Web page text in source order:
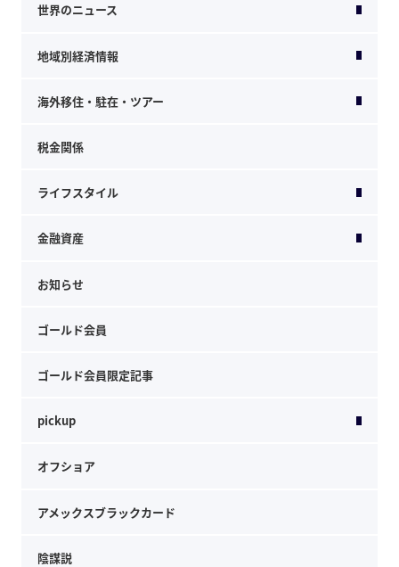
世界のニュース
地域別経済情報
海外移住・駐在・ツアー
税金関係
ライフスタイル
金融資産
お知らせ
ゴールド会員
ゴールド会員限定記事
pickup
オフショア
アメックスブラックカード
陰謀説